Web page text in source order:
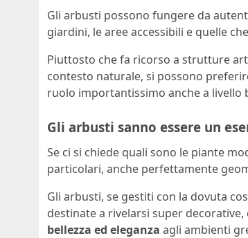
Gli arbusti possono fungere da
giardini, le aree accessibili e quelle
Piuttosto che fa ricorso a strutture
contesto naturale, si possono
ruolo importantissimo anche a livello
Gli arbusti sanno essere un
Se ci si chiede quali sono le piante
particolari, anche perfettamente
Gli arbusti, se gestiti con la dovuta
destinate a rivelarsi super
bellezza ed eleganza agli ambienti